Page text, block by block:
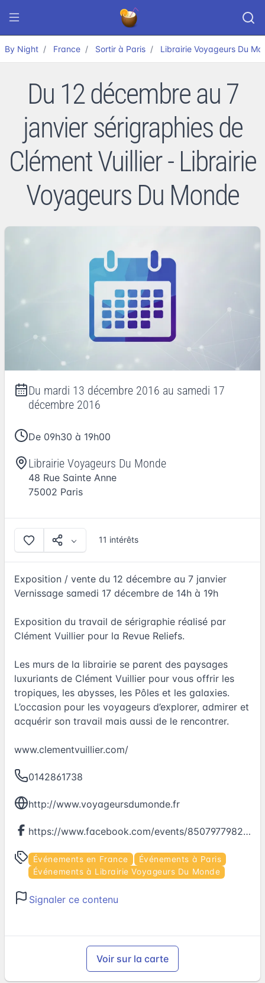
By Night France Sortir à Paris Librairie Voyageurs Du
Du 12 décembre au 7
janvier sérigraphies de
Clément Vuillier - Librairie
Voyageurs Du Monde
Du mardi 13 décembre 2016 au samedi 17
décembre 2016
De 09h30 à 19h00
Librairie Voyageurs Du Monde
48 Rue Sainte Anne
75002 Paris
11 intérêts
Exposition / vente du 12 décembre au 7 janvier
Vernissage samedi 17 décembre de 14h à 19h
Exposition du travail de sérigraphie réalisé par
Clément Vuillier pour la Revue Reliefs.
Les murs de la librairie se parent des paysages
luxuriants de Clément Vuillier pour vous offrir les
tropiques, les abysses, les Pôles et les galaxies.
L’occasion pour les voyageurs d’explorer, admirer et
acquérir son travail mais aussi de le rencontrer.
www.clementvuillier.com/
0142861738
http://www.voyageursdumonde.fr
https://www.facebook.com/events/850797798290035
Événements en France
Événements à Paris
Événements à Librairie Voyageurs Du Monde
Signaler ce contenu
Voir sur la carte